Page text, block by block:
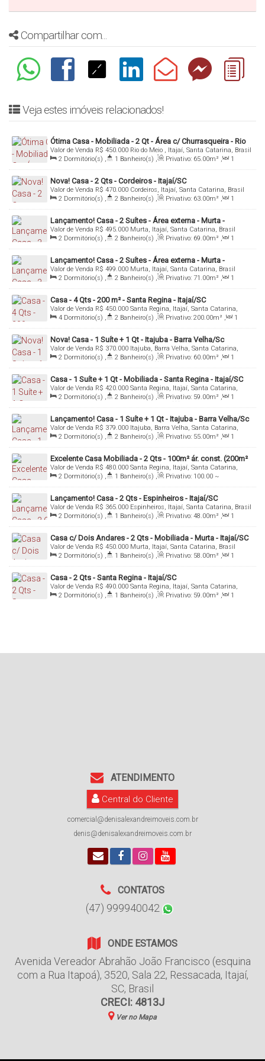
denis@denisalexandreimoveis.com.br
Agende uma visita ao imóvel!
Compartilhar com...
Veja estes imóveis relacionados!
Ótima Casa - Mobiliada - 2 Qt - Área c/ Churrasqueira - Rio
do Meio - Itajaí/SC
R$ 450.000
Valor de Venda
Rio do Meio , Itajaí, Santa Catarina, Brasil
2 Dormitório(s) , 1 Banheiro(s) , Privativo: 65.00m² ,
1
Sala(s) , 1 Vaga(s) , Útil: 65.00m²
Nova! Casa - 2 Qts - Cordeiros - Itajaí/SC
R$ 470.000
Valor de Venda
Cordeiros, Itajaí, Santa Catarina, Brasil
2 Dormitório(s) , 2 Banheiro(s) , Privativo: 63.00m² ,
1
Sala(s) , Total: 123.00m² , 2 Vaga(s)
Lançamento! Casa - 2 Suítes - Área externa - Murta -
Itajaí/SC
R$ 495.000
Valor de Venda
Murta, Itajaí, Santa Catarina, Brasil
2 Dormitório(s) , 2 Banheiro(s) , Privativo: 69.00m² ,
1
Sala(s) , 2 Suíte(s) , 1 Vaga(s)
Lançamento! Casa - 2 Suítes - Área externa - Murta -
Itajaí/SC
R$ 499.000
Valor de Venda
Murta, Itajaí, Santa Catarina, Brasil
2 Dormitório(s) , 2 Banheiro(s) , Privativo: 71 .00m² ,
1
Sala(s) , 2 Suíte(s) , 1 Vaga(s)
Casa - 4 Qts - 200 m² - Santa Regina - Itajaí/SC
R$ 450.000
Valor de Venda
Santa Regina, Itajaí, Santa Catarina,
Brasil
4 Dormitório(s) , 2 Banheiro(s) , Privativo: 200.00m² ,
1
Sala(s) , 1 Vaga(s)
Nova! Casa - 1 Suíte + 1 Qt - Itajuba - Barra Velha/Sc
R$ 370.000
Valor de Venda
Itajuba, Barra Velha, Santa Catarina,
Brasil
2 Dormitório(s) , 2 Banheiro(s) , Privativo: 60.00m² ,
1
Sala(s) , 1 Suíte(s) , 2 Vaga(s) , Fundos: 23.00m ,
Frente:
7.50
Casa - 1 Suíte + 1 Qt - Mobiliada - Santa Regina - Itajaí/SC
R$ 420.000
Valor de Venda
Santa Regina, Itajaí, Santa Catarina,
Brasil
2 Dormitório(s) , 2 Banheiro(s) , Privativo: 59.00m² ,
1
Sala(s) , Total: 100.00m² , 1 Vaga(s) , Fundos: 20.00m ,
Frente:
.00 m
Lançamento! Casa - 1 Suíte + 1 Qt - Itajuba - Barra Velha/Sc
R$ 379.000
Valor de Venda
Itajuba, Barra Velha, Santa Catarina,
Brasil
2 Dormitório(s) , 2 Banheiro(s) , Privativo: 55.00m² ,
1
Sala(s) , 1 Suíte(s) , 1 Vaga(s) , Fundos: 17.00m ,
Frente:
6.00 m
Excelente Casa Mobiliada - 2 Qts - 100m² ár. const. (200m²
Total) - Santa Regina
R$ 480.000
Valor de Venda
Santa Regina, Itajaí, Santa Catarina,
Brasil
2 Dormitório(s) , 1 Banheiro(s) , Privativo: 100.00 ~
1000.00m² , 1 Sala(s) , Total: 200.00m² , 3 Vaga(s) ,
Útil:
100
Terreno: 200 .00 m² , Fundos: .00 m ,
Frente:
10.00m
Lançamento! Casa - 2 Qts - Espinheiros - Itajaí/SC
R$ 365.000
Valor de Venda
Espinheiros, Itajaí, Santa Catarina, Brasil
2 Dormitório(s) , 1 Banheiro(s) , Privativo: 48.00m² ,
1
Sala(s) , 1 Vaga(s)
Casa c/ Dois Andares - 2 Qts - Mobiliada - Murta - Itajaí/SC
R$ 450.000
Valor de Venda
Murta, Itajaí, Santa Catarina, Brasil
2 Dormitório(s) , 1 Banheiro(s) , Privativo: 58.00m² ,
1
Sala(s) , 1 Vaga(s)
Casa - 2 Qts - Santa Regina - Itajaí/SC
R$ 490.000
Valor de Venda
Santa Regina, Itajaí, Santa Catarina,
Brasil
2 Dormitório(s) , 1 Banheiro(s) , Privativo: 59.00m² ,
1
ATENDIMENTO
Central do Cliente
comercial@denisalexandreimoveis.com.br
denis@denisalexandreimoveis.com.br
CONTATOS
(47) 999940042
ONDE ESTAMOS
Avenida Vereador Abrahão João Francisco (esquina
com a Rua Itapoá), 3520, Sala 22, Ressacada, Itajaí,
SC, Brasil
CRECI: 4813J
Ver no Mapa